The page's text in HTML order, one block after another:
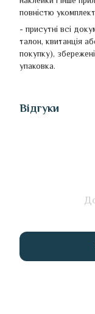
повністю
- присутні всі
талон, квитанція
покупку),
упаковка.
Відгуки